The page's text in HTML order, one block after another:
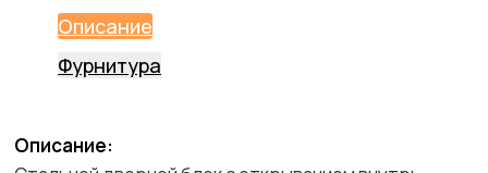
Описание
Фурнитура
Описание: